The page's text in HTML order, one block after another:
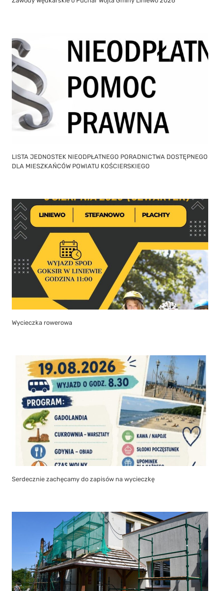
LISTA JEDNOSTEK NIEODPŁATNEGO PORADNICTWA DOSTĘPNEGO
DLA MIESZKAŃCÓW POWIATU KOŚCIERSKIEGO
Wycieczka rowerowa
Serdecznie zachęcamy do zapisów na wycieczkę